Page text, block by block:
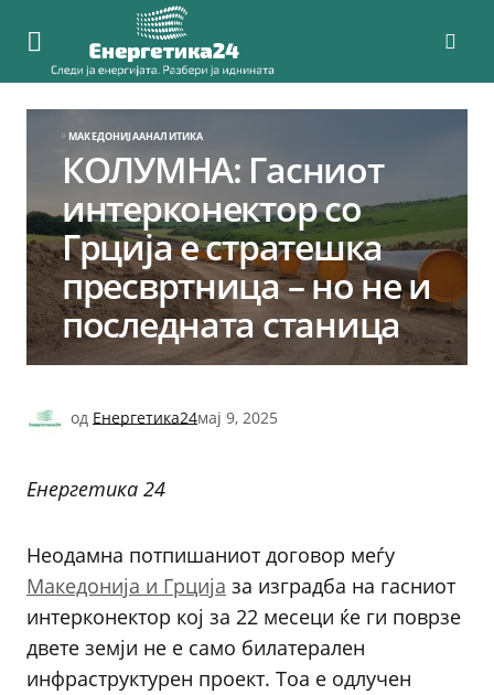
МАКЕДОНИЈААНАЛИТИКА
КОЛУМНА: Гасниот
интерконектор со
Грција е стратешка
пресвртница – но не и
последната станица
од Енергетика24мај 9, 2025
Енергетика 24
Неодамна потпишаниот договор меѓу
Македонија и Грција за изградба на гасниот
интерконектор кој за 22 месеци ќе ги поврзе
двете земји не е само билатерален
инфраструктурен проект. Тоа е одлучен